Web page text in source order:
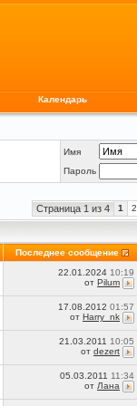
Календарь
Имя
Пароль
Страница 1 из 4 1 2
Последнее сообщение
22.01.2024 10:19
от Pilum
17.08.2012 01:57
от Harry_nk
21.03.2011 10:05
от dezert
05.03.2011 11:34
от Лана